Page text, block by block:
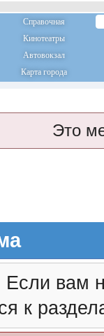
Справочная
Кинотеатры
Автовокзал
Карта города
Это
вам
к